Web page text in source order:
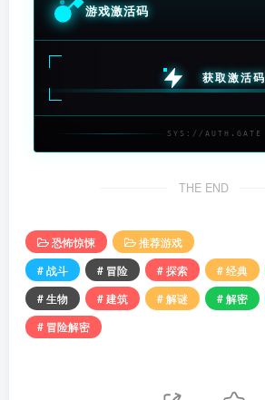
游戏激活码
获取激活码
SYS://AUTH.GATE
THE END
恐怖惊悚
推荐游戏
# 战斗
# 冒险 # 探索 # 经典
# 生物
# 建筑 # 解谜 # 解密
# 冒险解密